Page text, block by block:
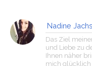
Nadine Jachs
Das Ziel
und Liebe zu
Ihnen näher
mich glücklich